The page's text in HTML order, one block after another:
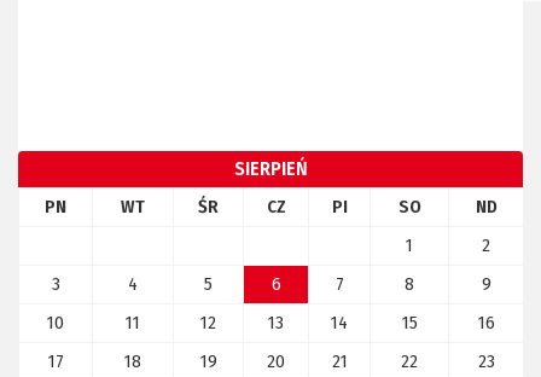
SIERPIEŃ
PN WT ŚR CZ PI SO
ND
1
2
3
4 5 6 7 8
9
10
11 12 13 14 15
16
17
18 19 20 21 22
23